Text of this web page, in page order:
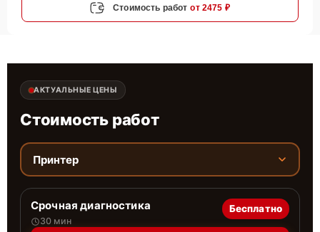
Стоимость работ от 2475 ₽
АКТУАЛЬНЫЕ ЦЕНЫ
Стоимость работ
Принтер
Срочная диагностика
30 мин
Бесплатно